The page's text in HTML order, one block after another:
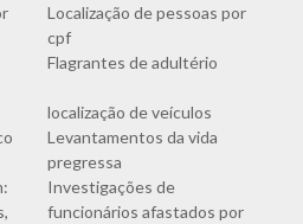
Localização de pessoas por
cpf
Flagrantes de adultério
localização de veículos
Levantamentos da vida
pregressa
Investigações de
funcionários afastados por